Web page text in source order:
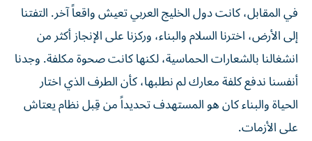
في المقابل، كانت دول الخليج العربي تعيش واقعاً آخر. التفتنا
إلى الأرض، اخترنا السلام والبناء، وركزنا على الإنجاز أكثر من
انشغالنا بالشعارات الحماسية، لكنها كانت صحوة مكلفة. وجدنا
أنفسنا ندفع كلفة معارك لم نطلبها، كأن الطرف الذي اختار
الحياة والبناء كان هو المستهدف تحديداً من قِبل نظام يعتاش
على الأزمات.